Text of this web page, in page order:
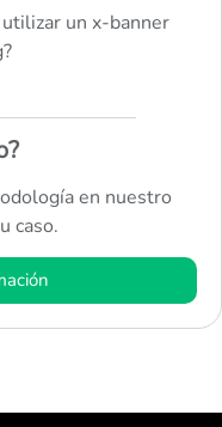
un x-banner
en nuestro
caso.